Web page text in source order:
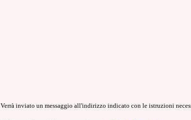
Verrà inviato un messaggio all'indirizzo indicato con le istruzioni